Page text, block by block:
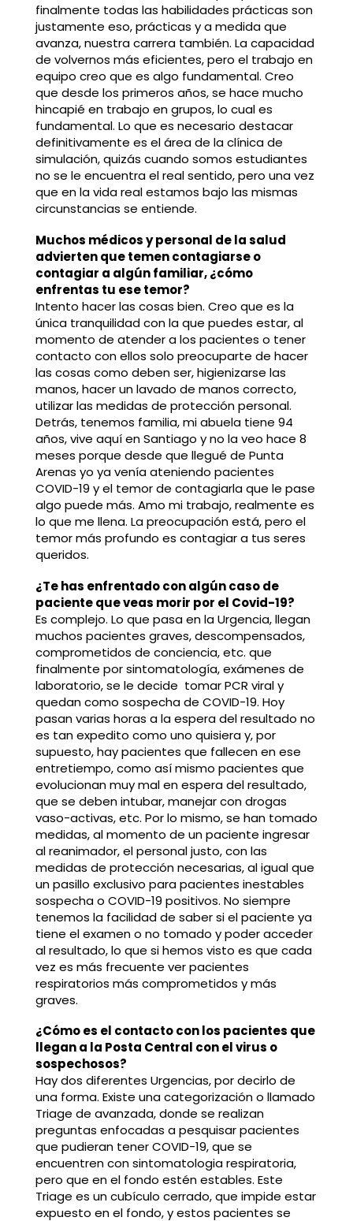
finalmente todas las habilidades prácticas son
justamente eso, prácticas y a medida que
avanza, nuestra carrera también. La capacidad
de volvernos más eficientes, pero el trabajo en
equipo creo que es algo fundamental. Creo
que desde los primeros años, se hace mucho
hincapié en trabajo en grupos, lo cual es
fundamental. Lo que es necesario destacar
definitivamente es el área de la clínica de
simulación, quizás cuando somos estudiantes
no se le encuentra el real sentido, pero una vez
que en la vida real estamos bajo las mismas
circunstancias se entiende.
Muchos médicos y personal de la salud
advierten que temen contagiarse o
contagiar a algún familiar, ¿cómo
enfrentas tu ese temor?
Intento hacer las cosas bien. Creo que es la
única tranquilidad con la que puedes estar, al
momento de atender a los pacientes o tener
contacto con ellos solo preocuparte de hacer
las cosas como deben ser, higienizarse las
manos, hacer un lavado de manos correcto,
utilizar las medidas de protección personal.
Detrás, tenemos familia, mi abuela tiene 94
años, vive aquí en Santiago y no la veo hace 8
meses porque desde que llegué de Punta
Arenas yo ya venía ateniendo pacientes
COVID-19 y el temor de contagiarla que le pase
algo puede más. Amo mi trabajo, realmente es
lo que me llena. La preocupación está, pero el
temor más profundo es contagiar a tus seres
queridos.
¿Te has enfrentado con algún caso de
paciente que veas morir por el Covid-19?
Es complejo. Lo que pasa en la Urgencia, llegan
muchos pacientes graves, descompensados,
comprometidos de conciencia, etc. que
finalmente por sintomatología, exámenes de
laboratorio, se le decide tomar PCR viral y
quedan como sospecha de COVID-19. Hoy
pasan varias horas a la espera del resultado no
es tan expedito como uno quisiera y, por
supuesto, hay pacientes que fallecen en ese
entretiempo, como así mismo pacientes que
evolucionan muy mal en espera del resultado,
que se deben intubar, manejar con drogas
vaso-activas, etc. Por lo mismo, se han tomado
medidas, al momento de un paciente ingresar
al reanimador, el personal justo, con las
medidas de protección necesarias, al igual que
un pasillo exclusivo para pacientes inestables
sospecha o COVID-19 positivos. No siempre
tenemos la facilidad de saber si el paciente ya
tiene el examen o no tomado y poder acceder
al resultado, lo que si hemos visto es que cada
vez es más frecuente ver pacientes
respiratorios más comprometidos y más
graves.
¿Cómo es el contacto con los pacientes que
llegan a la Posta Central con el virus o
sospechosos?
Hay dos diferentes Urgencias, por decirlo de
una forma. Existe una categorización o llamado
Triage de avanzada, donde se realizan
preguntas enfocadas a pesquisar pacientes
que pudieran tener COVID-19, que se
encuentren con sintomatologia respiratoria,
pero que en el fondo estén estables. Este
Triage es un cubículo cerrado, que impide estar
expuesto en el fondo, y estos pacientes se